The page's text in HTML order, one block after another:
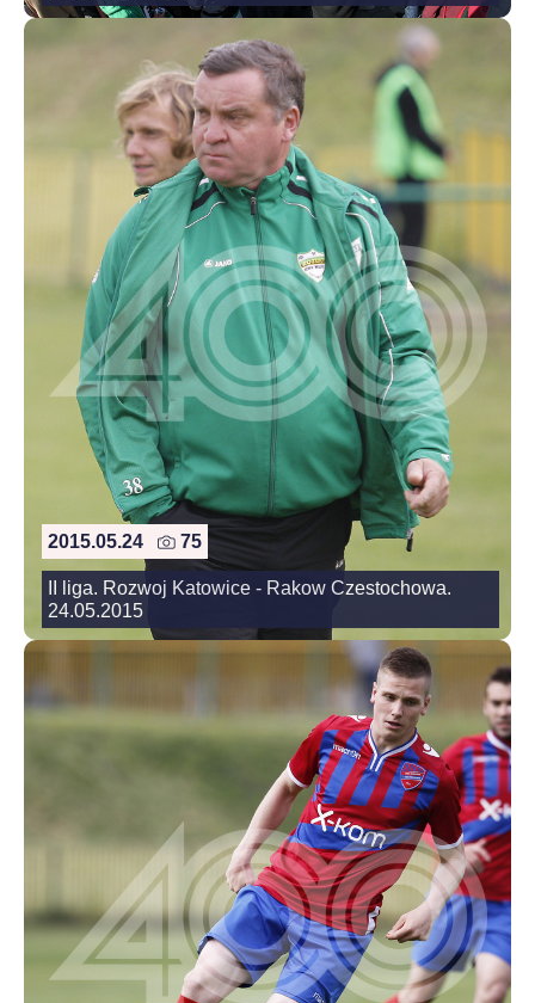
2015.05.24 75
II liga. Rozwoj Katowice - Rakow Czestochowa.
24.05.2015